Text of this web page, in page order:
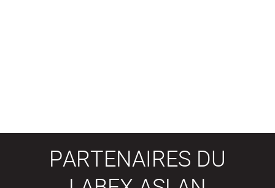
PARTENAIRES DU